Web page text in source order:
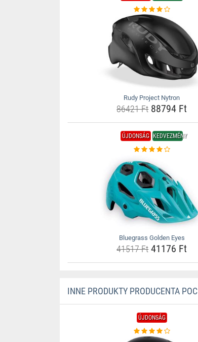
Rudy Project Nytron
86421 Ft88794 Ft
ÚJDONSÁG KEDVEZMÉNY
Bluegrass Golden Eyes
41517 Ft41176 Ft
INNE PRODUKTY PRODUCENTA POC
ÚJDONSÁG